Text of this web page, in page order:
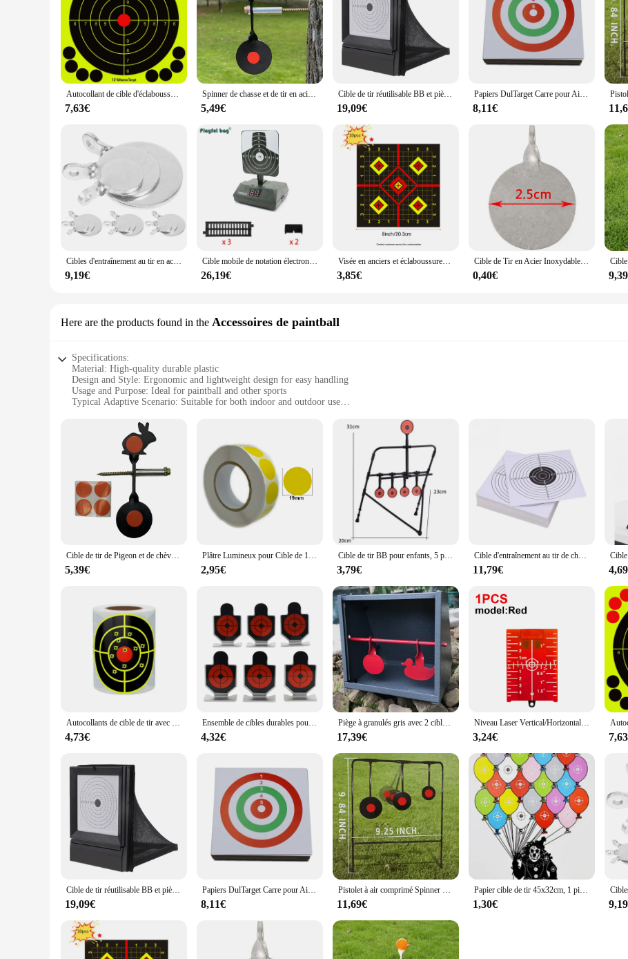
Autocollant de cible d'éclaboussures jaune structurels ent brillant, cibles de tir réactives adhésives, 10 feuilles/paquet, 12 pouces
7,63€
Spinner de chasse et de tir en acier, cible cinq animaux, option rouge et noir, pack simple fronde, lanceur pneumatique
5,49€
Cible de tir réutilisable BB et piège à granulés, attrape-filet, entraînement au tir pour les gammes intérieures et extérieures
19,09€
Papiers DulTarget Carre pour Airsoft, 100 pièces, 14x14cm, pour odor, fusil, pratique de tir, accessoires de chasse
8,11€
Cibles d'entraînement au tir en acier inoxydable, 12 pièces, 4 chacune de 2cm + 3cm + 4cm
9,19€
Cible mobile de notation électronique pour enfants, jeu de balle molle, Cristal automatique, effet sonore, jouet, cible de notation, AQB111
26,19€
Visée en anciers et éclaboussures auto-adhésives, cibles de tir, éclats lumineux, jaune structurels ent, 8x8 po, 10 pièces
3,85€
Cible de Tir en Acier Inoxydable pour la html, Catapulte, Paintball, Airsoft, Pistolet, Entraînement, Bullseye, 2.5cm, 3cm, 4cm
0,40€
Here are the products found in the Accessoires de paintball
Specifications:
Material: High-quality durable plastic
Design and Style: Ergonomic and lightweight design for easy handling
Usage and Purpose: Ideal for paintball and other sports
Typical Adaptive Scenario: Suitable for both indoor and outdoor use
Performance and Property: Resistant to impact and wear, ensuring longevity
**Enhanced Gameplay Experience**
The cible de lance pierre de sport jouet is a must-have accessory for any paintball enthusiast looking to elevate their game. This robust and
intense play, making it a reliable addition to your paintball gear. Its ergonomic and lightweight design ensures that it can be easily handled,
being weighed down by bulky equipment.
**Versatile and Adaptable**
Whether you're a seasoned paintball veteran or just starting out, this target is versatile enough to cater to a range of skill levels. Its compact
indoor and outdoor settings, allowing players to practice their aim in any environment. The target's resilience to impact and wear means that
that it remains a valuable asset in your sporting arsenal.
The cible de lance pierre de sport jouet is not just about durability; it's also engineered for peak performance. Its design is optimized to
integrity and accuracy even after multiple hits. The target's sturdy construction and robust plastic material make it a reliable choice for both
availability in sets ensures that you have ample targets for practice, making it an ideal choice for vendors, suppliers, and enthusiasts looking
Cible de tir de Pigeon et de chèvre, rotation à 360 degrés, fronde BBs, chasse, jeux de famille, rouge et noir
5,39€
Plâtre Lumineux pour Cible de 19mm, Noir/Rouge, Autocollant, Alésage de Bullseye, Accessoires de Tir, 1000 Pièces
2,95€
Cible de tir BB pour enfants, 5 plaques, entraînement au tir, intérieur, Cristal automatique, modmirreal
3,79€
Cible d'entraînement au tir de chasse, fronde en papier, fusil de odor, accessoires d'entraînement, intérieur et extérieur, 14x14cm, 100 pièces
11,79€
Autocollants de cible de tir avec impact structurels ent jaune, cibles réactives de 3 pouces pour pistolets Airsoft à granulés BB
4,73€
Ensemble de cibles durables pour la chasse, cible en métal pour la pratique de l'airsoft, 6 pièces/lot
4,32€
Piège à granulés gris avec 2 cibles rouges, fileur intégré-5.50 "* 5.50"
17,39€
Niveau Laser Vertical/Horizontal carte cible ligne rouge/verte, plaque de Distance du faisceau, plaque magnétique pouce/cm planche de nivellement, pièce d'outil
3,24€
Cible de tir réutilisable BB et piège à granulés, attrape-filet, entraînement au tir pour les gammes intérieures et extérieures
19,09€
Papiers DulTarget Carre pour Airsoft, 100 pièces, 14x14cm, pour odor, fusil, pratique de tir, accessoires de chasse
8,11€
Pistolet à air comprimé Spinner simple, cible de tir en métal, trois cibles rondes à pendentif
11,69€
Papier cible de tir 45x32cm, 1 pièce, cible silhouette en papier pour armes à feu, fusils, fusils, odorBB, odorà air comprimé
1,30€